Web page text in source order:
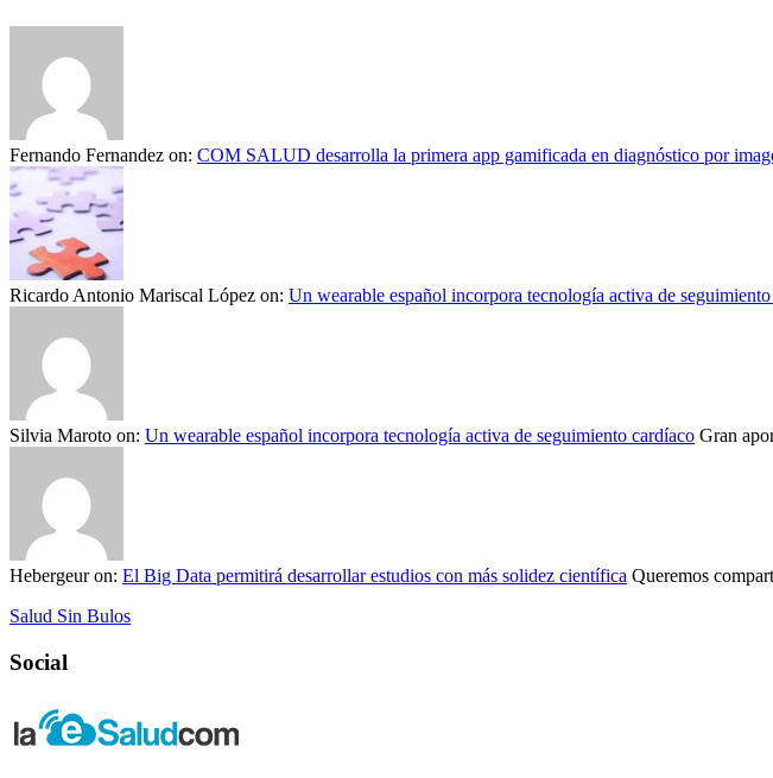
Fernando Fernandez on: COM SALUD desarrolla la primera app gamificada en diagnóstico por
Ricardo Antonio Mariscal López on: Un wearable español incorpora tecnología activa de
Silvia Maroto on: Un wearable español incorpora tecnología activa de seguimiento cardíaco Gran
Hebergeuron: El Big Data permitirá desarrollar estudios con más solidez científica Queremos
Salud Sin Bulos
Social